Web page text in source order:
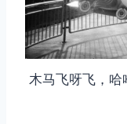
木马飞呀飞，哈